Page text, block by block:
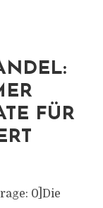
FÜR
0]Die